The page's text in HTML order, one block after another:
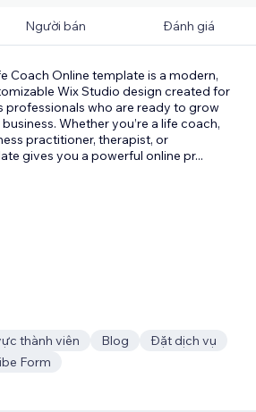
Người bán Đánh giá
Coach Online template is a modern,
Wix Studio design created for
professionals who are ready to grow
Whether you’re a life coach,
practitioner, therapist, or
gives you a powerful online pr...
thành viên Blog
Đặt dịch vụ
Form